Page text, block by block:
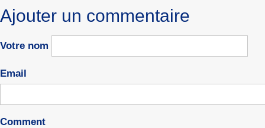
Ajouter un commentaire
Votre nom
Email
Comment